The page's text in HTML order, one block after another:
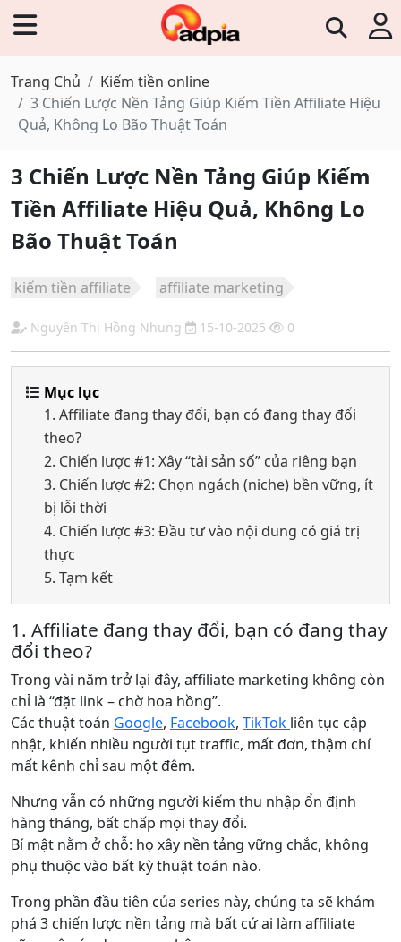
Trang Chủ
Kiếm tiền online
3 Chiến Lược Nền Tảng Giúp Kiếm Tiền Affiliate Hiệu
Quả, Không Lo Bão Thuật Toán
3 Chiến Lược Nền Tảng Giúp Kiếm
Tiền Affiliate Hiệu Quả, Không Lo
Bão Thuật Toán
kiếm tiền affiliate affiliate marketing
Nguyễn Thị Hồng Nhung 15-10-2025 0
Mục lục
1. Affiliate đang thay đổi, bạn có đang thay đổi
theo?
2. Chiến lược #1: Xây “tài sản số” của riêng bạn
3. Chiến lược #2: Chọn ngách (niche) bền vững, ít
bị lỗi thời
4. Chiến lược #3: Đầu tư vào nội dung có giá trị
thực
5. Tạm kết
1. Affiliate đang thay đổi, bạn có đang thay
đổi theo?
Trong vài năm trở lại đây, affiliate marketing không còn
chỉ là “đặt link – chờ hoa hồng”.
Các thuật toán Google, Facebook, TikTok liên tục cập
nhật, khiến nhiều người tụt traffic, mất đơn, thậm chí
mất kênh chỉ sau một đêm.
Nhưng vẫn có những người kiếm thu nhập ổn định
hàng tháng, bất chấp mọi thay đổi.
Bí mật nằm ở chỗ: họ xây nền tảng vững chắc, không
phụ thuộc vào bất kỳ thuật toán nào.
Trong phần đầu tiên của series này, chúng ta sẽ khám
phá 3 chiến lược nền tảng mà bất cứ ai làm affiliate